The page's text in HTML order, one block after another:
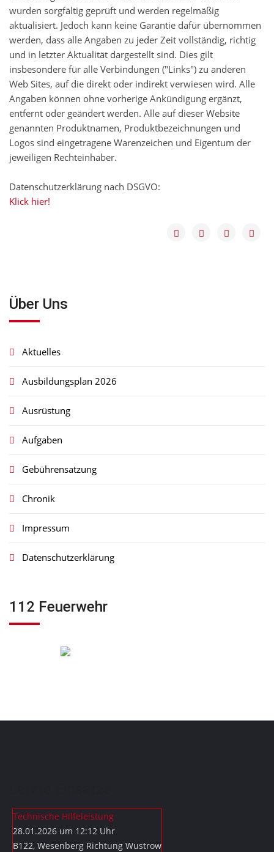
wurden sorgfältig geprüft und werden regelmäßig
aktualisiert. Jedoch kann keine Garantie dafür übernommen
werden, dass alle Angaben zu jeder Zeit vollständig, richtig
und in letzter Aktualität dargestellt sind. Dies gilt
insbesondere für alle Verbindungen ("Links") zu anderen
Web Sites, auf die direkt oder indirekt verwiesen wird. Alle
Angaben können ohne vorherige Ankündigung ergänzt,
entfernt oder geändert werden. Alle auf dieser Website
genannten Produktnamen, Produktbezeichnungen und
Logos sind eingetragene Warenzeichen und Eigentum der
jeweiligen Rechteinhaber.
Datenschutzerklärung nach DSGVO:
Klick hier!
Über Uns
Aktuelles
Ausbildungsplan 2026
Ausrüstung
Aufgaben
Gebührensatzung
Chronik
Impressum
Datenschutzerklärung
112 Feuerwehr
Technische Hilfeleistung
28.01.2026 um 12:12 Uhr
B122, Wesenberg Richtung Wustrow